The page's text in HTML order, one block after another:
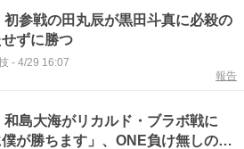
初参戦の田丸辰が黒田斗真に必殺の
ずに勝つ
- 4/29 16:07
報告
和島大海がリカルド・ブラボ戦に
僕が勝ちます」、ONE負け無しの吉